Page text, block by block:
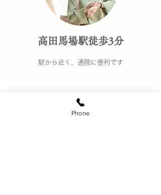
​高田馬場駅徒歩3分
​駅から近く、通院に便利です
Phone